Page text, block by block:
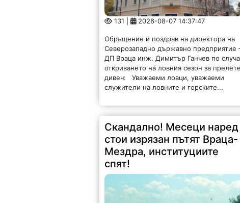
131 | 2026-08-07 14:37:47
Обръщение и поздрав на директора на
Северозападно държавно предприятие
ДП Враца инж. Димитър Ганчев по
откриването на ловния сезон за
дивеч: Уважаеми ловци, уважаеми
служители на ловните и горските...
Скандално! Месеци наред
стои изрязан пътят Враца-
Мездра, институциите
спят!